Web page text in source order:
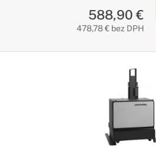
588,90 €
478,78 € bez DPH